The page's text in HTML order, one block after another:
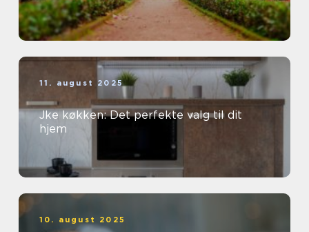
11. august 2025
Jke køkken: Det perfekte valg til dit
hjem
10. august 2025